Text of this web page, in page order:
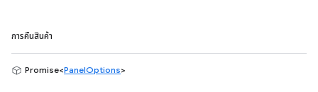
การคืนสินค้า
Promise<PanelOptions>